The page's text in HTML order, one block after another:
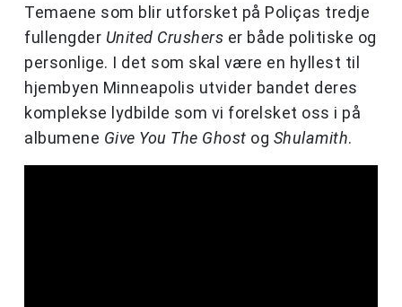
Temaene som blir utforsket på Poliças tredje
fullengder United Crushers er både politiske og
personlige. I det som skal være en hyllest til
hjembyen Minneapolis utvider bandet deres
komplekse lydbilde som vi forelsket oss i på
albumene Give You The Ghost og Shulamith.